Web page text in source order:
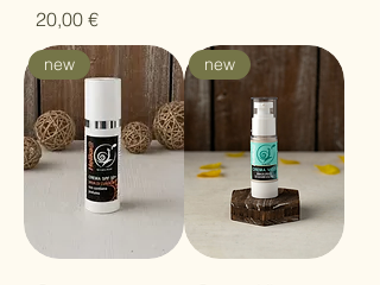
Prezzo
20,00 €
new new